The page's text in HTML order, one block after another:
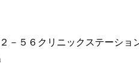
－５６クリニックステーショ